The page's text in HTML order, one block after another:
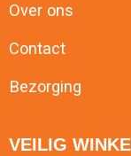
Over ons
Contact
Bezorging
VEILIG